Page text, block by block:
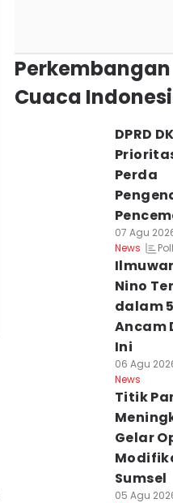
Perkembangan
Cuaca
DPRD
Perda
07 Agu
News
Nino
dalam
Ancam
Ini
06 Agu
News
Titik
Gelar
Sumsel
05 Agu